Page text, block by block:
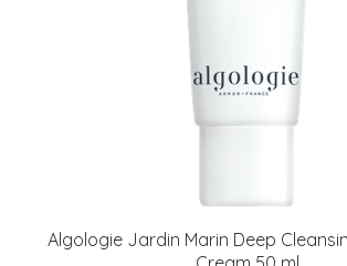
Algologie Jardin Marin Deep